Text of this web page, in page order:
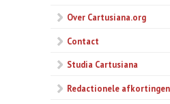
Over Cartusiana.org
Contact
Studia Cartusiana
Redactionele afkortingen